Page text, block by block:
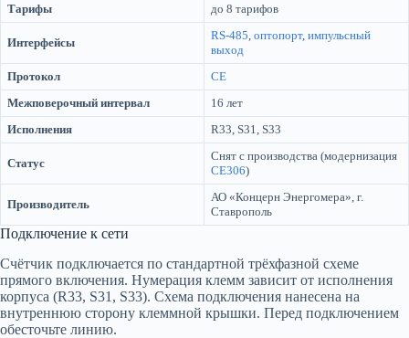
Тарифы
до 8 тарифов
Интерфейсы
RS-485 оптопорт, импульсный
выход
Протокол
CE
Межповерочный интервал
16 лет
Исполнения
R33, S31, S33
Статус
Снят с производства (модернизация
CE306)
Производитель
АО «Концерн Энергомера», г.
Ставрополь
Подключение к сети
Счётчик подключается по стандартной трёхфазной схеме
прямого включения. Нумерация клемм зависит от исполнения
корпуса (R33, S31, S33). Схема подключения нанесена на
внутреннюю сторону клеммной крышки. Перед подключением
обесточьте линию.